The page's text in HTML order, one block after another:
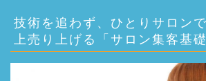
技術を追わず、ひとりサロン
上売り上げる「サロン集客基礎